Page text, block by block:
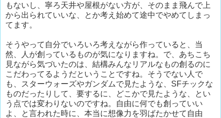
もないし、寧ろ天井や屋根がない方が、そのまま飛んで上
から出られていいな、とか考え始めて途中でやめてしまっ
てます。
そうやって自分でいろいろ考えながら作っていると、当
然、人が創っているものが気になりますね。で、あちこち
見ながら気づいたのは、結構みんなリアルなもの創るのに
こだわってるようだということですね。そうでない人で
も、スターウォーズやガンダムで見たような、SFチックな
ものだったりして、要するに、どこかで見たような、とい
う点では変わりないのですね。自由に何でも創っていい
よ、と言われた時に、本当に想像力を羽ばたかせて自由